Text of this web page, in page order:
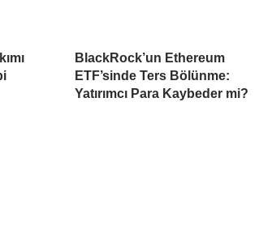
BlackRock’un Ethereum
ETF’sinde Ters Bölünme:
Yatırımcı Para Kaybeder mi?